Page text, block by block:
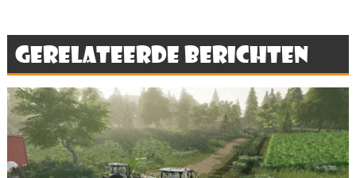
Gerelateerde berichten